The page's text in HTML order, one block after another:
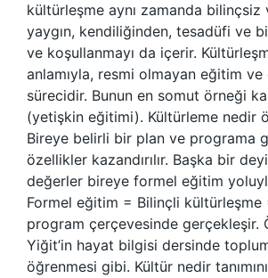
kültürleşme aynı zamanda bilinçsiz
yaygın, kendiliğinden, tesadüfi ve
ve koşullanmayı da içerir.
anlamıyla, resmi olmayan eğitim
sürecidir. Bunun en somut örneği
(yetişkin eğitimi). Kültürleme nedir
Bireye belirli bir plan ve programa
özellikler kazandırılır. Başka bir
değerler bireye formel eğitim yoluyla
Formel eğitim = Bilinçli kültürleşme
program çerçevesinde gerçekleşir.
Yiğit’in hayat bilgisi dersinde
öğrenmesi gibi. Kültür nedir